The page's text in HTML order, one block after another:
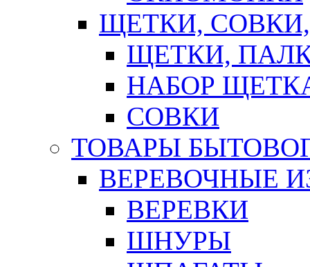
ЩЕТКИ,
ЩЕТКИ,
НАБОР
СОВКИ
ТОВАРЫ
ВЕРЕВОЧНЫЕ
ВЕРЕВКИ
ШНУРЫ